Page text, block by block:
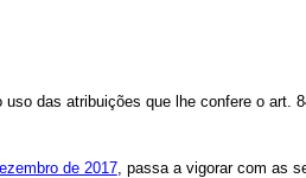
uso das atribuições que lhe confere o art.
de 2017, passa a vigorar com as